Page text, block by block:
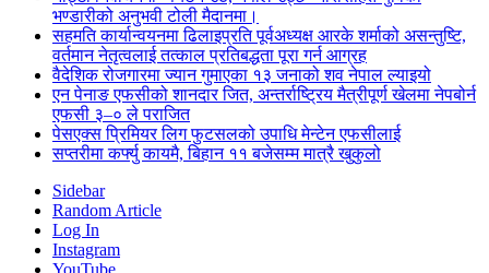
भण्डारीको अनुभवी टोली मैदानमा।
सहमति कार्यान्वयनमा ढिलाइप्रति पूर्वअध्यक्ष आरके शर्माको असन्तुष्टि,
वर्तमान नेतृत्वलाई तत्काल प्रतिबद्धता पूरा गर्न आग्रह
वैदेशिक रोजगारमा ज्यान गुमाएका १३ जनाको शव नेपाल ल्याइयो
एन पेनाङ एफसीको शानदार जित, अन्तर्राष्ट्रिय मैत्रीपूर्ण खेलमा नेपबोर्न
एफसी ३–० ले पराजित
पेसएक्स प्रिमियर लिग फुटसलको उपाधि मेन्टेन एफसीलाई
सप्तरीमा कर्फ्यु कायमै, बिहान ११ बजेसम्म मात्रै खुकुलो
Sidebar
Random Article
Log In
Instagram
YouTube